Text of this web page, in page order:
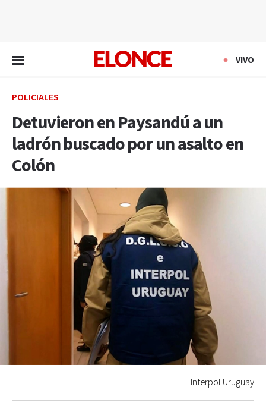
VIVO
POLICIALES
Detuvieron en Paysandú a un
ladrón buscado por un asalto en
Colón
Interpol Uruguay